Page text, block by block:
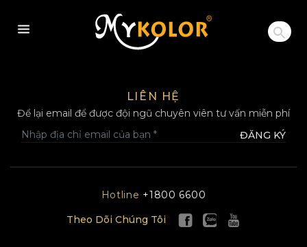
MYKOLOR
LIÊN HỆ
Để lại email để được đội ngũ chuyên viên tư vấn miễn phí
ĐĂNG KÝ
Hotline +1800 6600
Theo Dõi Chúng Tôi